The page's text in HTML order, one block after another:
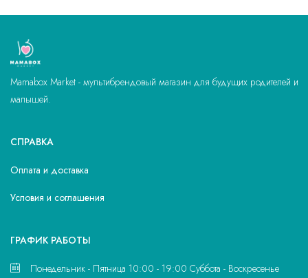
Mamabox Market - мультибрендовый магазин для будущих родителей и
малышей.
СПРАВКА
Оплата и доставка
Условия и соглашения
ГРАФИК РАБОТЫ
Понедельник - Пятница 10:00 - 19:00 Суббота - Воскресенье